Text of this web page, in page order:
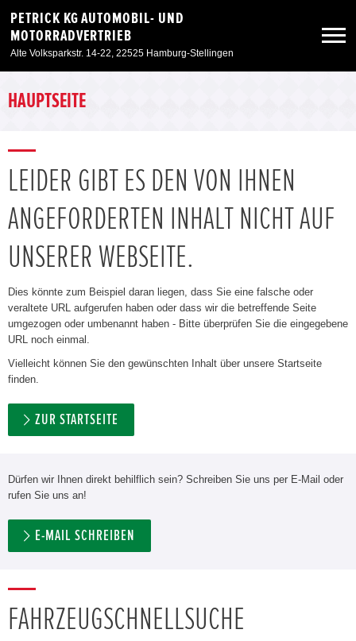
PETRICK KG AUTOMOBIL- UND
MOTORRADVERTRIEB
Alte Volksparkstr. 14-22, 22525 Hamburg-Stellingen
Neuwagen
Angebote
Unser Autohaus
Zur Motorradseite
HAUPTSEITE
LEIDER GIBT ES DEN VON IHNEN
ANGEFORDERTEN INHALT NICHT AUF
UNSERER WEBSEITE.
Dies könnte zum Beispiel daran liegen, dass Sie eine falsche oder
veraltete URL aufgerufen haben oder dass wir die betreffende Seite
umgezogen oder umbenannt haben - Bitte überprüfen Sie die eingegebene
URL noch einmal.
Vielleicht können Sie den gewünschten Inhalt über unsere Startseite
finden.
ZUR STARTSEITE
Dürfen wir Ihnen direkt behilflich sein? Schreiben Sie uns per E-Mail oder
rufen Sie uns an!
E-MAIL SCHREIBEN
FAHRZEUGSCHNELLSUCHE